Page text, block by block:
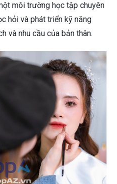
môi trường học tập chuyên
hỏi và phát triển kỹ năng
và nhu cầu của bản thân.